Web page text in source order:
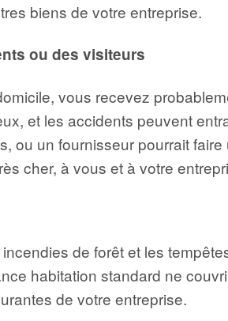
biens de votre entreprise.
ou des visiteurs
vous recevez
et les accidents peuvent
ou un fournisseur pourrait
cher, à vous et à votre
de forêt et les
habitation standard ne
de votre entreprise.